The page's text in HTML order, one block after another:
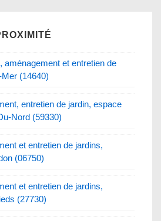
aménagement et entretien de
(14640)
entretien de jardin, espace
Nord (59330)
et entretien de jardins,
(06750)
et entretien de jardins,
(27730)